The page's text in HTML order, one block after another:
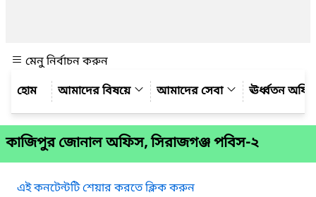
মেনু নির্বাচন করুন
আমাদের বিষয়ে
আমাদের সেবা ঊর্ধ্বতন
কাজিপুর জোনাল অফিস, সিরাজগঞ্জ পবিস-২
এই কনটেন্টটি শেয়ার করতে ক্লিক করুন